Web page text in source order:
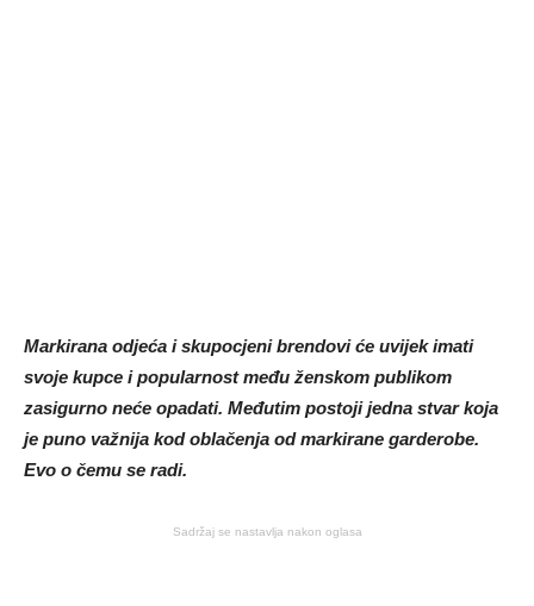
Markirana odjeća i skupocjeni brendovi će uvijek imati
svoje kupce i popularnost među ženskom publikom
zasigurno neće opadati. Međutim postoji jedna stvar koja
je puno važnija kod oblačenja od markirane garderobe.
Evo o čemu se radi.
Sadržaj se nastavlja nakon oglasa